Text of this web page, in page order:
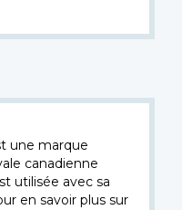
une marque
canadienne
utilisée avec sa
en savoir plus sur